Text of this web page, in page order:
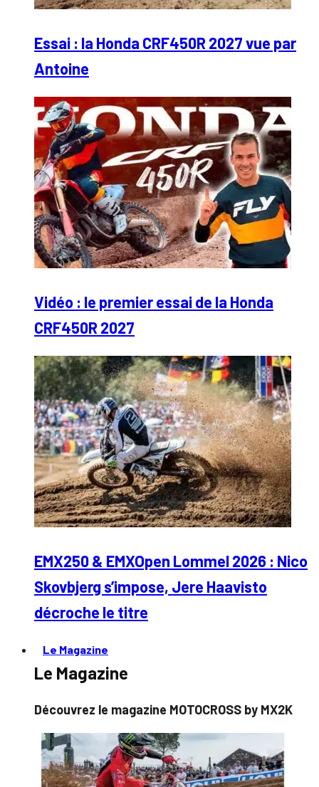
Essai : la Honda CRF450R 2027 vue par
Antoine
Vidéo : le premier essai de la Honda
CRF450R 2027
EMX250 & EMXOpen Lommel 2026 : Nico
Skovbjerg s’impose, Jere Haavisto
décroche le titre
Le Magazine
Le Magazine
Découvrez le magazine MOTOCROSS by MX2K